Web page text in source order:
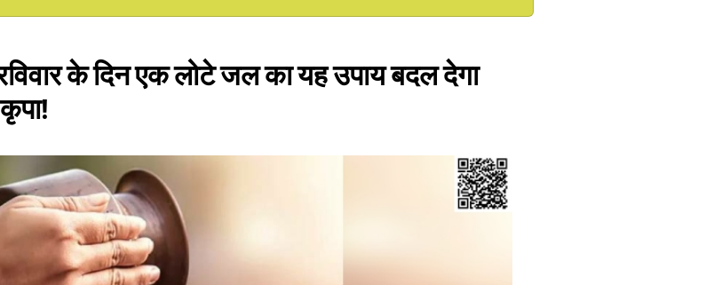
के दिन एक लोटे जल का यह उपाय बदल देगा